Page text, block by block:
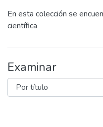
En esta colección se
científica
Examinar